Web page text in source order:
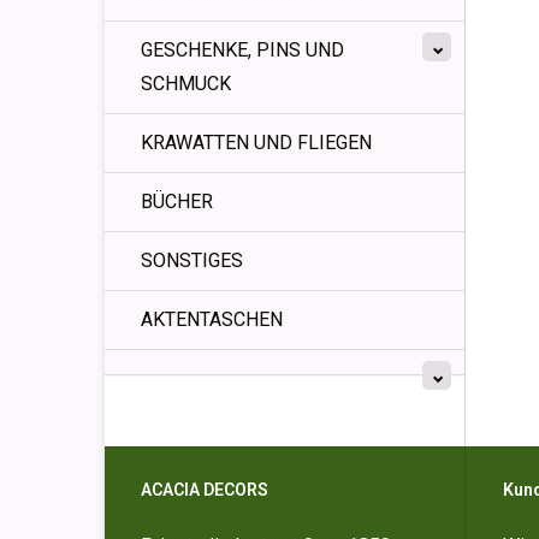
GESCHENKE, PINS UND
SCHMUCK
KRAWATTEN UND FLIEGEN
BÜCHER
SONSTIGES
AKTENTASCHEN
ACACIA DECORS